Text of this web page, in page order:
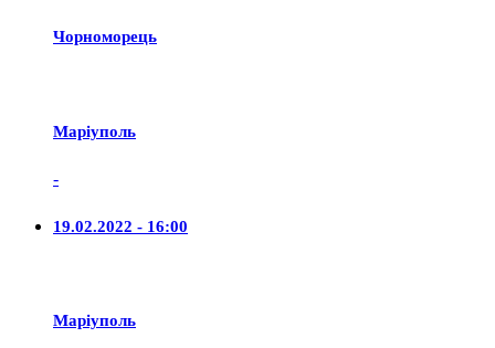
Чорноморець
Маріуполь
-
19.02.2022 - 16:00
Маріуполь